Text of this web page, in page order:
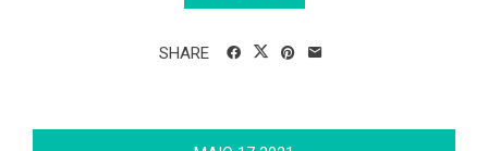
SHARE